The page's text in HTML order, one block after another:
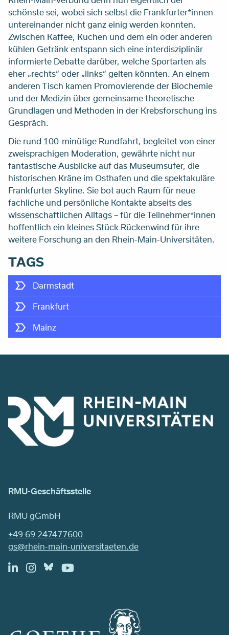
schönste sei, wobei sich selbst die Frankfurter*innen
untereinander nicht ganz einig werden konnten.
Zwischen Kaffee, Kuchen und dem ein oder anderen
kühlen Getränk entspann sich eine interdisziplinär
informierte Debatte darüber, welche Sportarten als
eher „rechts“ oder „links“ gelten könnten. An einem
anderen Tisch kamen Promovierende der Biochemie
und der Medizin über gemeinsame theoretische
Grundlagen und Methoden in der Krebsforschung ins
Gespräch.
Die rund 100-minütige Rundfahrt, begleitet von einer
zweisprachigen Moderation, gewährte nicht nur
fantastische Ausblicke auf das Museumsufer, die
historischen Kräne im Osthafen und die spektakuläre
Frankfurter Skyline. Sie bot auch Raum für neue
fachliche und persönliche Kontakte abseits des
wissenschaftlichen Alltags – für die Teilnehmer*innen
hoffentlich ein kleines Stück Rückenwind für ihre
weitere Forschung an den Rhein-Main-Universitäten.
TAGS
Darmstadt
Frankfurt
Mainz
RMU-Geschäftsstelle
RMU gGmbH
+49 69 247477600
gs@rhein-main-universitaeten.de